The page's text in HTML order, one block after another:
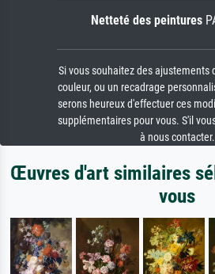
Netteté des peintures
Si vous souhaitez des ajustements
couleur, ou un recadrage
serons heureux d'effectuer ces
supplémentaires pour vous. S'il
à nous contacter.
Œuvres d'art similaires
vous